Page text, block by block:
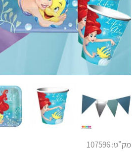
מק"ט:107596